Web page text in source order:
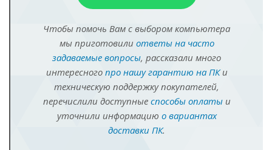
Чтобы помочь Вам с выбором компьютера
мы приготовили ответы на часто
задаваемые вопросы, рассказали много
интересного про нашу гарантию на ПКи
техническую поддержку покупателей,
перечислили доступные способы оплатыи
уточнили информацию о вариантах
доставки ПК.